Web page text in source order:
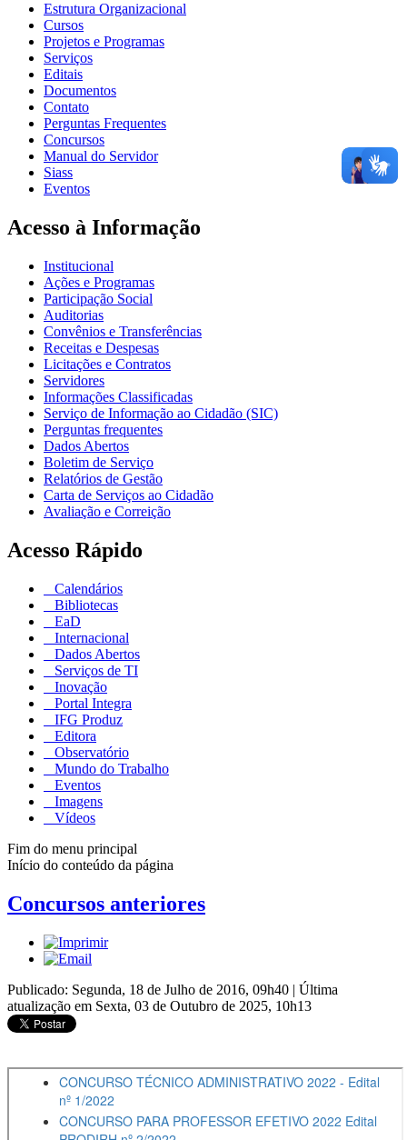
Estrutura Organizacional
Cursos
Projetos e Programas
Serviços
Editais
Documentos
Contato
Perguntas Frequentes
Concursos
Manual do Servidor
Siass
Eventos
Acesso à Informação
Institucional
Ações e Programas
Participação Social
Auditorias
Convênios e Transferências
Receitas e Despesas
Licitações e Contratos
Servidores
Informações Classificadas
Serviço de Informação ao Cidadão (SIC)
Perguntas frequentes
Dados Abertos
Boletim de Serviço
Relatórios de Gestão
Carta de Serviços ao Cidadão
Avaliação e Correição
Acesso Rápido
Calendários
Bibliotecas
EaD
Internacional
Dados Abertos
Serviços de TI
Inovação
Portal Integra
IFG Produz
Editora
Observatório
Mundo do Trabalho
Eventos
Imagens
Vídeos
Fim do menu principal
Início do conteúdo da página
Concursos anteriores
Publicado: Segunda, 18 de Julho de 2016, 09h40 | Última
atualização em Sexta, 03 de Outubro de 2025, 10h13